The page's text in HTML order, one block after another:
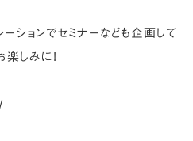
ションでセミナーなども企画して
楽しみに!